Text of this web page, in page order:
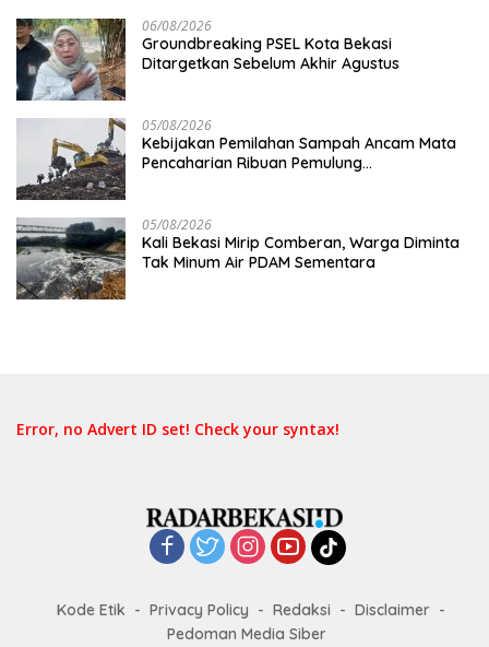
06/08/2026
Groundbreaking PSEL Kota Bekasi
Ditargetkan Sebelum Akhir Agustus
05/08/2026
Kebijakan Pemilahan Sampah Ancam Mata
Pencaharian Ribuan Pemulung
05/08/2026
Kali Bekasi Mirip Comberan, Warga Diminta
Tak Minum Air PDAM Sementara
Error, no Advert ID set! Check your syntax!
Kode Etik Privacy Policy Redaksi
Disclaimer
Pedoman Media Siber